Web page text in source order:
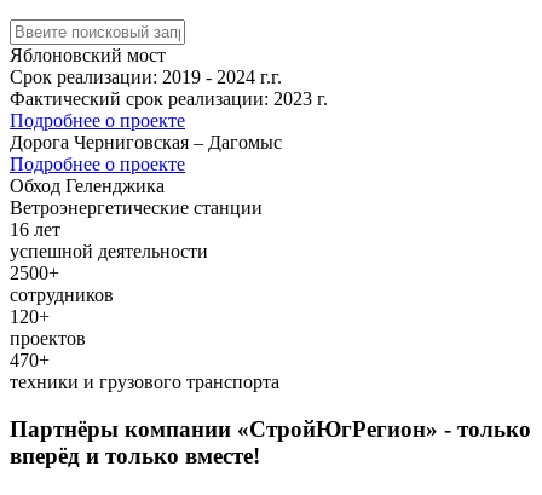
Яблоновский мост
Срок реализации: 2019 - 2024 г.г.
Фактический срок реализации: 2023 г.
Подробнее о проекте
Дорога Черниговская – Дагомыс
Подробнее о проекте
Обход Геленджика
Ветроэнергетические станции
16 лет
успешной деятельности
2500+
сотрудников
120+
проектов
470+
техники и грузового транспорта
Партнёры компании «СтройЮгРегион» - только
вперёд и только вместе!